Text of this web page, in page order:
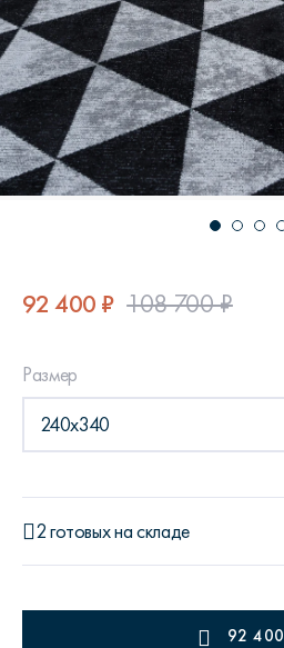
Кровать Ньюбери
Стул Престон
Textures
92 400 ₽ 108 700 ₽
Размер
240x340
2 готовых на складе
92 400